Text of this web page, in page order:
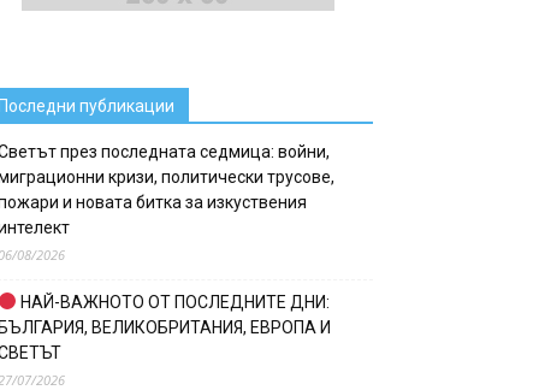
публикации
през последната седмица: войни,
кризи, политически трусове,
и новата битка за изкуствения
08/2026
НАЙ-ВАЖНОТО ОТ ПОСЛЕДНИТЕ ДНИ:
ВЕЛИКОБРИТАНИЯ, ЕВРОПА И
07/2026